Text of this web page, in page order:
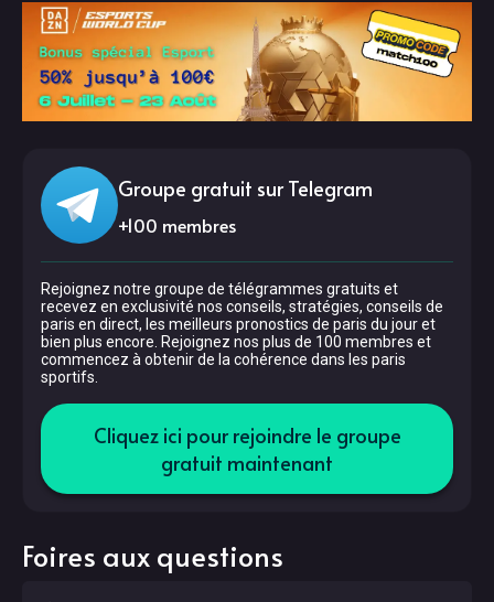
Groupe gratuit sur Telegram
+100 membres
Rejoignez notre groupe de télégrammes gratuits et
recevez en exclusivité nos conseils, stratégies, conseils de
paris en direct, les meilleurs pronostics de paris du jour et
bien plus encore. Rejoignez nos plus de 100 membres et
commencez à obtenir de la cohérence dans les paris
sportifs.
Cliquez ici pour rejoindre le groupe
gratuit maintenant
Foires aux questions